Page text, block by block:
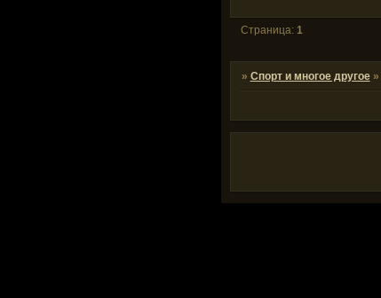
Страница: 1
» Спорт и многое другое »